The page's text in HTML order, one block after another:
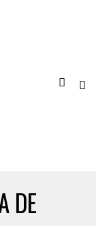
DE